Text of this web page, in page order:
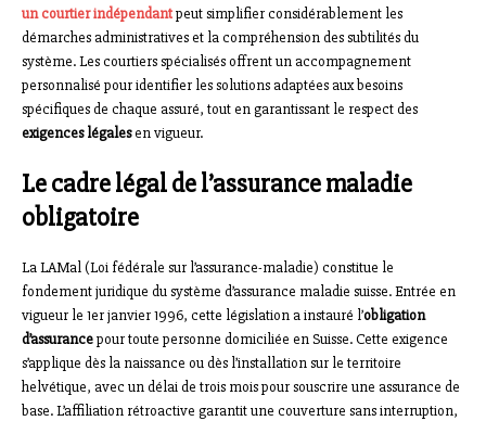
un courtier indépendantpeut simplifier considérablement les
démarches administratives et la compréhension des subtilités du
système. Les courtiers spécialisés offrent un accompagnement
personnalisé pour identifier les solutions adaptées aux besoins
spécifiques de chaque assuré, tout en garantissant le respect des
exigences légalesen vigueur.
Le cadre légal de l’assurance maladie
obligatoire
La LAMal (Loi fédérale sur l’assurance-maladie) constitue le
fondement juridique du système d’assurance maladie suisse. Entrée en
vigueur le 1er janvier 1996, cette législation a instauré l’obligation
d’assurancepour toute personne domiciliée en Suisse. Cette exigence
s’applique dès la naissance ou dès l’installation sur le territoire
helvétique, avec un délai de trois mois pour souscrire une assurance de
base. L’affiliation rétroactive garantit une couverture sans interruption,